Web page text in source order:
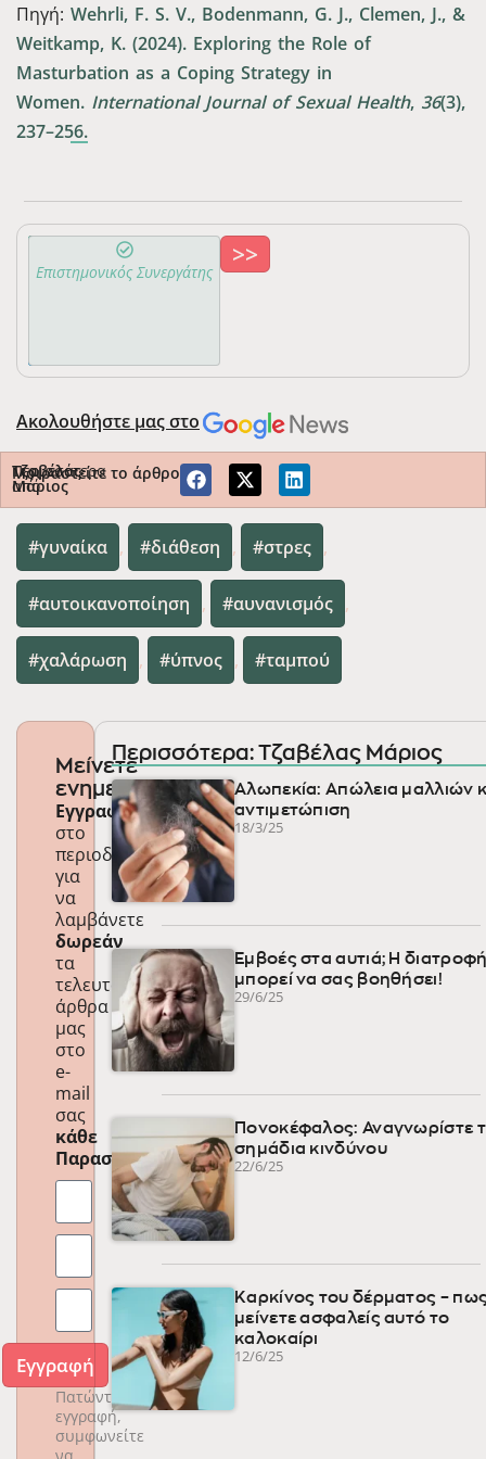
Πηγή: Wehrli, F. S. V., Bodenmann, G. J., Clemen, J., &
Weitkamp, K. (2024). Exploring the Role of
Masturbation as a Coping Strategy in
Women. International Journal of Sexual Health, 36(3),
237–256.
Τζαβέλας
Μάριος
2313-
Επιστημονικός Συνεργάτης
>>
Ακολουθήστε μας στο
Περισσότερα
από
Τζαβέλας
Μάριος
Μοιραστείτε το άρθρο
γυναίκα , διάθεση , στρες ,
αυτοικανοποίηση , αυνανισμός ,
χαλάρωση , ύπνος , ταμπού
Μείνετε
ενημερωμένοι
Εγγραφείτε
στο
περιοδικό
για
να
λαμβάνετε
δωρεάν
τα
τελευταία
άρθρα
μας
στο
e-
mail
σας
κάθε
Παρασκευή !
Εγγραφή
Πατώντας
εγγραφή,
συμφωνείτε
να
Περισσότερα: Τζαβέλας Μάριος
Αλωπεκία: Απώλεια μαλλιών
αντιμετώπιση
18/3/25
Εμβοές στα αυτιά; Η
μπορεί να σας βοηθήσει!
29/6/25
Πονοκέφαλος: Αναγνωρίστε
σημάδια κινδύνου
22/6/25
Καρκίνος του δέρματος –
μείνετε ασφαλείς αυτό το
καλοκαίρι
12/6/25